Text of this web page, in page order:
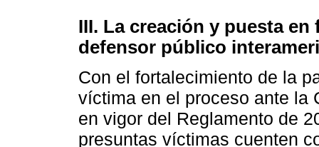
III. La creación y puesta
defensor público
Con el fortalecimiento de la
víctima en el proceso ante la
en vigor del Reglamento de
presuntas víctimas cuenten